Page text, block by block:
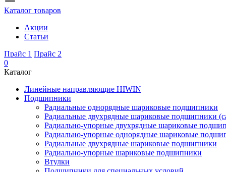
Каталог товаров
Акции
Статьи
Прайс 1 Прайс 2
0
Каталог
Линейные направляющие HIWIN
Подшипники
Радиальные однорядные шариковые подшипники
Радиальные двухрядные шариковые подшипники
Радиально-упорные двухрядные шариковые
Радиально-упорные однорядные шариковые
Радиальные двухрядные шариковые подшипники
Радиально-упорные шариковые подшипники
Втулки